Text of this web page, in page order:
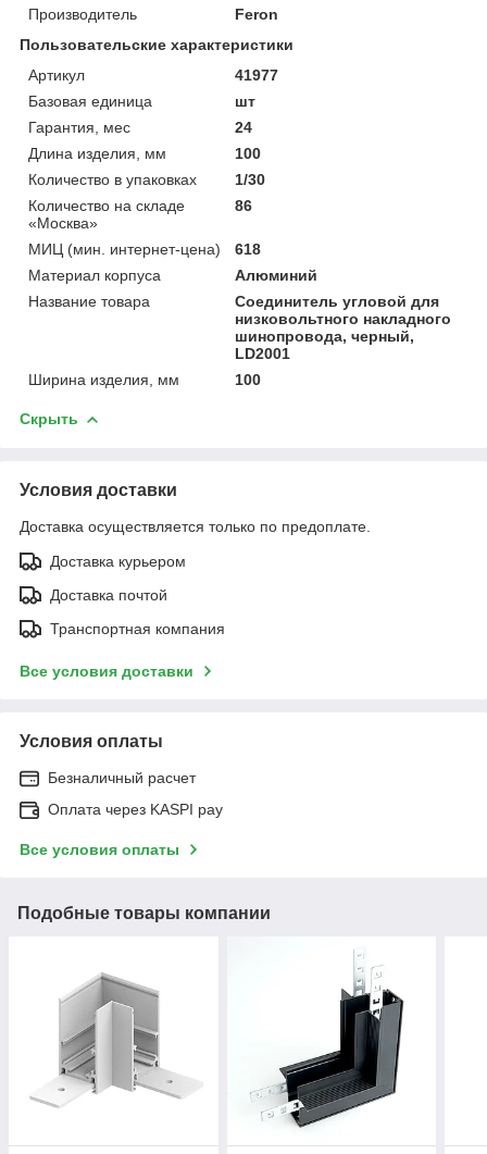
Производитель
Feron
Пользовательские характеристики
Артикул
41977
Базовая единица
шт
Гарантия, мес
24
Длина изделия, мм
100
Количество в упаковках
1/30
Количество на складе
«Москва»
86
МИЦ (мин. интернет-цена)
618
Материал корпуса
Алюминий
Название товара
Соединитель угловой для
низковольтного накладного
шинопровода, черный,
LD2001
Ширина изделия, мм
100
Скрыть
Условия доставки
Доставка осуществляется только по предоплате.
Доставка курьером
Доставка почтой
Транспортная компания
Все условия доставки
Условия оплаты
Безналичный расчет
Оплата через KASPI pay
Все условия оплаты
Подобные товары компании